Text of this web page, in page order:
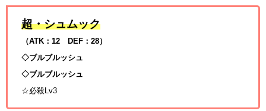
超・シュムック
（ATK：12 DEF：28）
◇ブルブルッシュ
◇ブルブルッシュ
☆必殺Lv3